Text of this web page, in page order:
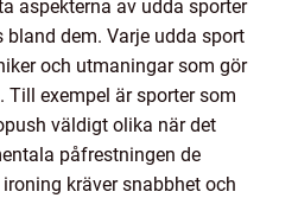
aspekterna av udda sporter
bland dem. Varje udda sport
och utmaningar som gör
Till exempel är sporter som
väldigt olika när det
påfrestningen de
kräver snabbhet och